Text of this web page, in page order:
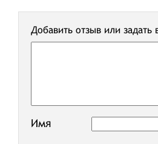
Добавить отзыв или задать
Имя